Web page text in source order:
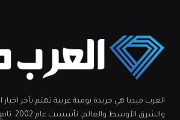
العرب ميديا هي جريدة يومية عربية تهتم بآخر اخبار
والشرق